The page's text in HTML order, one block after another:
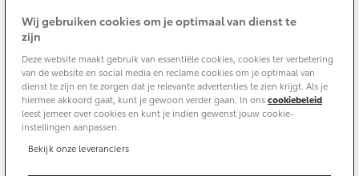
Vakantiecheck
Hybride zekerheidscontrole
Toyota handleidingen
Toyota Service Documentatie (SIL)
Schade & Garantie
Toyota is het waardevolste automerk ter wereld. Dat
blijkt uit de ranglijst die het gerenommeerde
internationale merkenonderzoeksbureau Interbrand
heeft opgesteld over 2021. Toyota staat op plaats 7 van
Wij gebruiken cookies om je optimaal van dienst te
zijn
Deze website maakt gebruik van essentiële cookies, cookies ter verbetering
van de website en social media en reclame cookies om je optimaal van
dienst te zijn en te zorgen dat je relevante advertenties te zien krijgt. Als je
hiermee akkoord gaat, kunt je gewoon verder gaan. In onscookiebeleid
leest jemeer over cookies en kunt je indien gewenst jouw cookie-
instellingen aanpassen.
Bekijk onze leveranciers